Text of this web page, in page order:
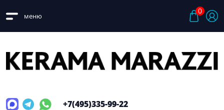
меню
0
+7(495)335-99-22